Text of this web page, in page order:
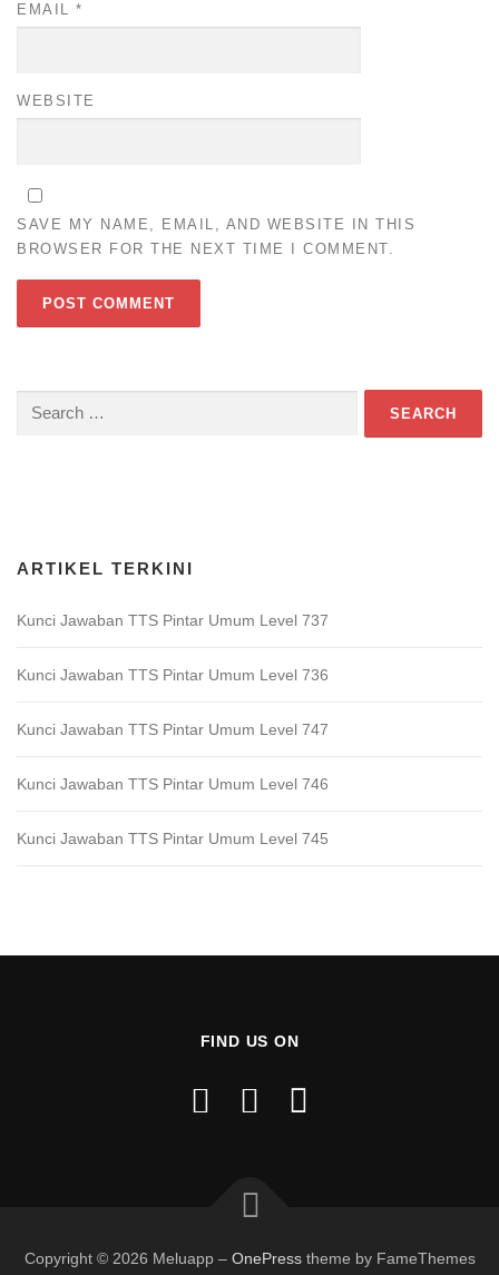
EMAIL *
WEBSITE
SAVE MY NAME, EMAIL, AND WEBSITE IN THIS
BROWSER FOR THE NEXT TIME I COMMENT.
Search
ARTIKEL TERKINI
Kunci Jawaban TTS Pintar Umum Level 737
Kunci Jawaban TTS Pintar Umum Level 736
Kunci Jawaban TTS Pintar Umum Level 747
Kunci Jawaban TTS Pintar Umum Level 746
Kunci Jawaban TTS Pintar Umum Level 745
FIND US ON
Copyright © 2026 Meluapp – OnePresstheme by FameThemes